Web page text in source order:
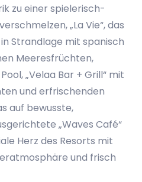
zu einer spielerisch-
„La Vie“, das
Strandlage mit spanisch
Meeresfrüchten,
„Velaa Bar + Grill“ mit
und erfrischenden
auf bewusste,
„Waves Café“
Herz des Resorts mit
und frisch